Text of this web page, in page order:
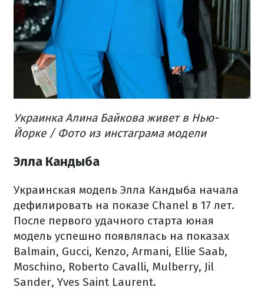
Украинка Алина Байкова живет в Нью-
Йорке / Фото из инстаграма модели
Элла Кандыба
Украинская модель Элла Кандыба начала
дефилировать на показе Chanel в 17 лет.
После первого удачного старта юная
модель успешно появлялась на показах
Balmain, Gucci, Kenzo, Armani, Ellie Saab,
Moschino, Roberto Cavalli, Mulberry, Jil
Sander, Yves Saint Laurent.